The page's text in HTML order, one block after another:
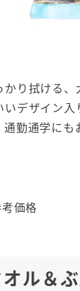
り拭ける
いデザイン
勤通学にも
価格
ル＆